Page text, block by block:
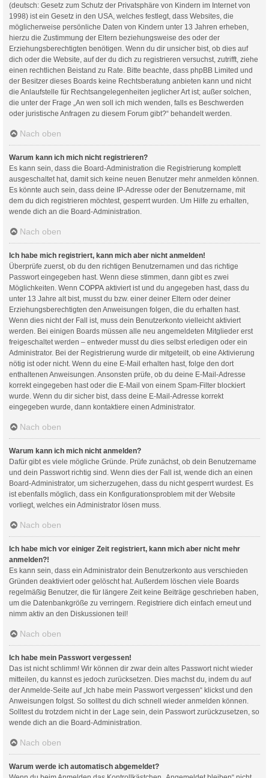
(deutsch: Gesetz zum Schutz der Privatsphäre von Kindern im Internet von
1998) ist ein Gesetz in den USA, welches festlegt, dass Websites, die
möglicherweise persönliche Daten von Kindern unter 13 Jahren erheben,
hierzu die Zustimmung der Eltern beziehungsweise des oder der
Erziehungsberechtigten benötigen. Wenn du dir unsicher bist, ob dies auf
dich oder die Website, auf der du dich zu registrieren versuchst, zutrifft, ziehe
einen rechtlichen Beistand zu Rate. Bitte beachte, dass phpBB Limited und
der Besitzer dieses Boards keine Rechtsberatung anbieten kann und nicht
die Anlaufstelle für Rechtsangelegenheiten jeglicher Art ist; außer solchen,
die unter der Frage „An wen soll ich mich wenden, falls es Beschwerden
oder juristische Anfragen zu diesem Forum gibt?“ behandelt werden.
Nach oben
Warum kann ich mich nicht registrieren?
Es kann sein, dass die Board-Administration die Registrierung komplett
ausgeschaltet hat, damit sich keine neuen Benutzer mehr anmelden können.
Es könnte auch sein, dass deine IP-Adresse oder der Benutzername, mit
dem du dich registrieren möchtest, gesperrt wurden. Um Hilfe zu erhalten,
wende dich an die Board-Administration.
Nach oben
Ich habe mich registriert, kann mich aber nicht anmelden!
Überprüfe zuerst, ob du den richtigen Benutzernamen und das richtige
Passwort eingegeben hast. Wenn diese stimmen, dann gibt es zwei
Möglichkeiten. Wenn COPPA aktiviert ist und du angegeben hast, dass du
unter 13 Jahre alt bist, musst du bzw. einer deiner Eltern oder deiner
Erziehungsberechtigten den Anweisungen folgen, die du erhalten hast.
Wenn dies nicht der Fall ist, muss dein Benutzerkonto vielleicht aktiviert
werden. Bei einigen Boards müssen alle neu angemeldeten Mitglieder erst
freigeschaltet werden – entweder musst du dies selbst erledigen oder ein
Administrator. Bei der Registrierung wurde dir mitgeteilt, ob eine Aktivierung
nötig ist oder nicht. Wenn du eine E-Mail erhalten hast, folge den dort
enthaltenen Anweisungen. Ansonsten prüfe, ob du deine E-Mail-Adresse
korrekt eingegeben hast oder die E-Mail von einem Spam-Filter blockiert
wurde. Wenn du dir sicher bist, dass deine E-Mail-Adresse korrekt
eingegeben wurde, dann kontaktiere einen Administrator.
Nach oben
Warum kann ich mich nicht anmelden?
Dafür gibt es viele mögliche Gründe. Prüfe zunächst, ob dein Benutzername
und dein Passwort richtig sind. Wenn dies der Fall ist, wende dich an einen
Board-Administrator, um sicherzugehen, dass du nicht gesperrt wurdest. Es
ist ebenfalls möglich, dass ein Konfigurationsproblem mit der Website
vorliegt, welches ein Administrator lösen muss.
Nach oben
Ich habe mich vor einiger Zeit registriert, kann mich aber nicht mehr
anmelden?!
Es kann sein, dass ein Administrator dein Benutzerkonto aus verschieden
Gründen deaktiviert oder gelöscht hat. Außerdem löschen viele Boards
regelmäßig Benutzer, die für längere Zeit keine Beiträge geschrieben haben,
um die Datenbankgröße zu verringern. Registriere dich einfach erneut und
nimm aktiv an den Diskussionen teil!
Nach oben
Ich habe mein Passwort vergessen!
Das ist nicht schlimm! Wir können dir zwar dein altes Passwort nicht wieder
mitteilen, du kannst es jedoch zurücksetzen. Dies machst du, indem du auf
der Anmelde-Seite auf „Ich habe mein Passwort vergessen“ klickst und den
Anweisungen folgst. So solltest du dich schnell wieder anmelden können.
Solltest du trotzdem nicht in der Lage sein, dein Passwort zurückzusetzen, so
wende dich an die Board-Administration.
Nach oben
Warum werde ich automatisch abgemeldet?